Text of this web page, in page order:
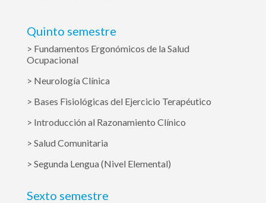
Quinto semestre
> Fundamentos Ergonómicos de la Salud
Ocupacional
> Neurología Clínica
> Bases Fisiológicas del Ejercicio Terapéutico
> Introducción al Razonamiento Clínico
> Salud Comunitaria
> Segunda Lengua (Nivel Elemental)
Sexto semestre